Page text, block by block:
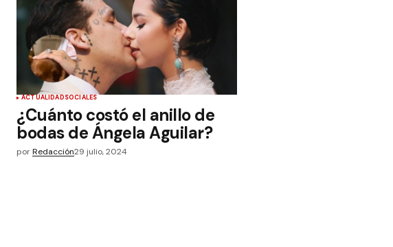
ACTUALIDADSOCIALES
¿Cuánto costó el anillo de
bodas de Ángela Aguilar?
porRedacción29 julio, 2024